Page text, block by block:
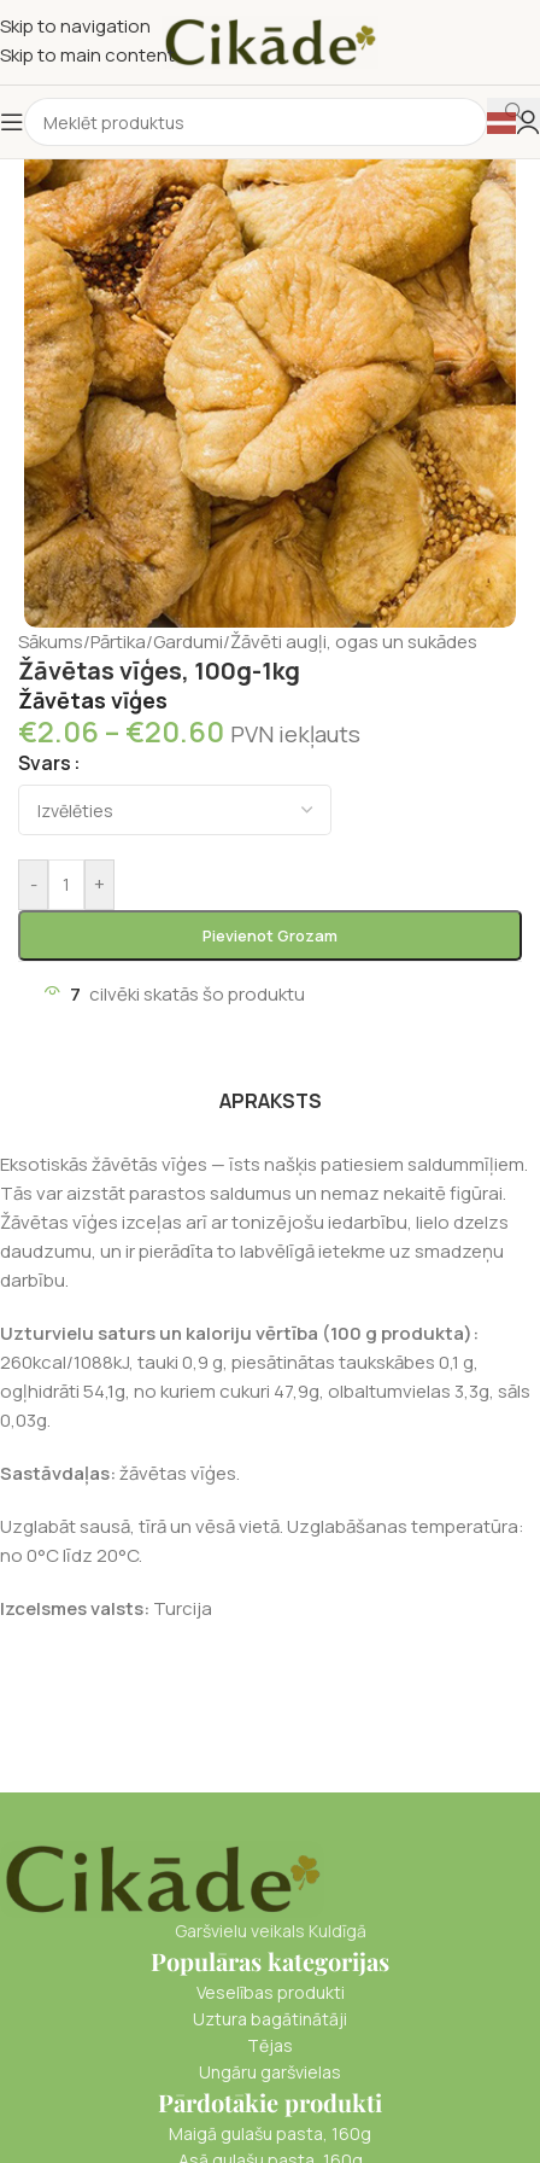
Skip to navigation
Skip to main content
Sākums/Pārtika/Gardumi/Žāvēti augļi, ogas un sukādes
Žāvētas vīģes, 100g-1kg
Žāvētas vīģes
€2.06 – €20.60 PVN iekļauts
Svars
- +
Pievienot Grozam
7 cilvēki skatās šo produktu
APRAKSTS
Eksotiskās žāvētās vīģes — īsts našķis patiesiem saldummīļiem.
Tās var aizstāt parastos saldumus un nemaz nekaitē figūrai.
Žāvētas vīģes izceļas arī ar tonizējošu iedarbību, lielo dzelzs
daudzumu, un ir pierādīta to labvēlīgā ietekme uz smadzeņu
darbību.
Uzturvielu saturs un kaloriju vērtība (100 g produkta):
260kcal/1088kJ, tauki 0,9 g, piesātinātas taukskābes 0,1 g,
ogļhidrāti 54,1g, no kuriem cukuri 47,9g, olbaltumvielas 3,3g, sāls
0,03g.
Sastāvdaļas:žāvētas vīģes.
Uzglabāt sausā, tīrā un vēsā vietā. Uzglabāšanas temperatūra:
no 0°C līdz 20°C.
Izcelsmes valsts: Turcija
Garšvielu veikals Kuldīgā
Populāras kategorijas
Veselības produkti
Uztura bagātinātāji
Tējas
Ungāru garšvielas
Pārdotākie produkti
Maigā gulašu pasta, 160g